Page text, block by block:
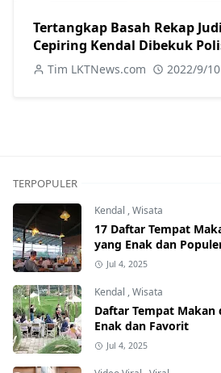
Tertangkap Basah Rekap
Cepiring Kendal Dibekuk
Tim LKTNews.com 2022/9/10
TERPOPULER
Kendal ,Wisata
17 Daftar Tempat
yang Enak dan
Jul 4, 2025
Kendal ,Wisata
Daftar Tempat Makan
Enak dan Favorit
Jul 4, 2025